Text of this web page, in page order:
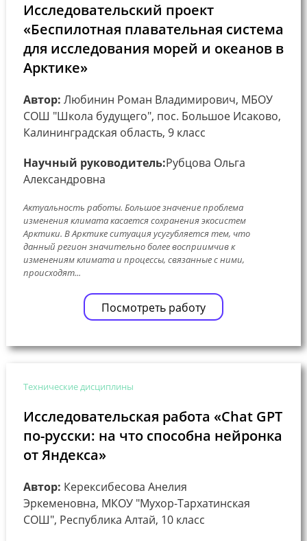
Исследовательский проект
«Беспилотная плавательная система
для исследования морей и океанов в
Арктике»
Автор: Любинин Роман Владимирович, МБОУ
СОШ "Школа будущего", пос. Большое Исаково,
Калининградская область, 9 класс
Научный руководитель:Рубцова Ольга
Александровна
Актуальность работы. Большое значение проблема
изменения климата касается сохранения экосистем
Арктики. В Арктике ситуация усугубляется тем, что
данный регион значительно более восприимчив к
изменениям климата и процессы, связанные с ними,
происходят...
Посмотреть работу
Технические дисциплины
Исследовательская работа «Chat GPT
по-русски: на что способна нейронка
от Яндекса»
Автор: Керексибесова Анелия
Эркеменовна, МКОУ "Мухор-Тархатинская
СОШ", Республика Алтай, 10 класс